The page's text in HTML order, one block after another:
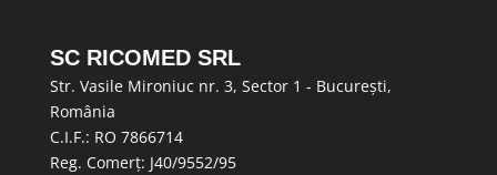
SC RICOMED SRL
Str. Vasile Mironiuc nr. 3, Sector 1 - București,
România
C.I.F.: RO 7866714
Reg. Comerț: J40/9552/95